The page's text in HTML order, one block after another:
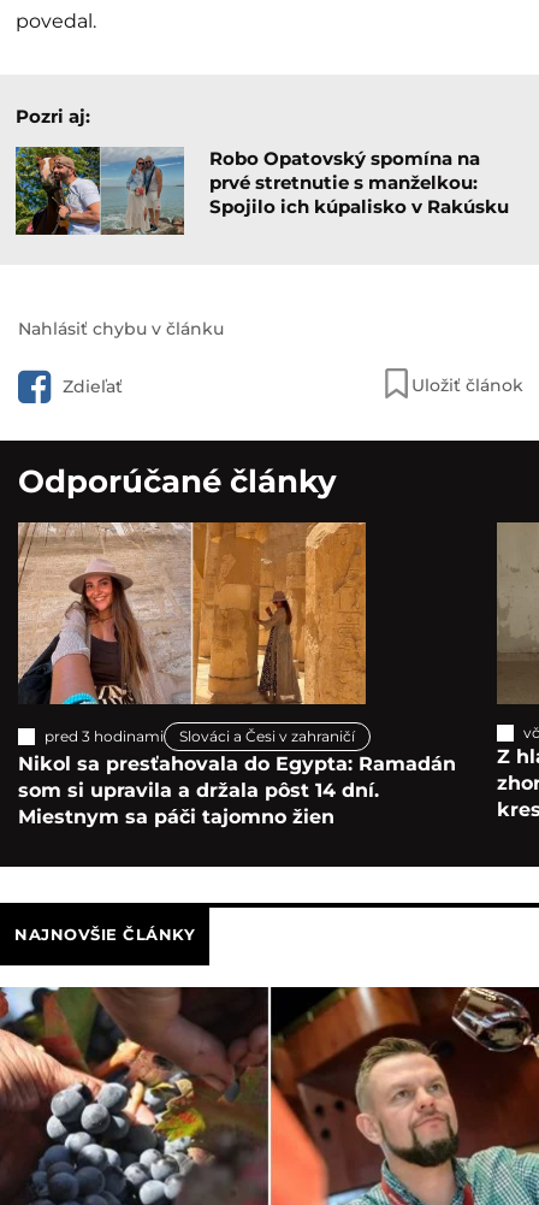
povedal.
Pozri aj:
Robo Opatovský spomína na
prvé stretnutie s manželkou:
Spojilo ich kúpalisko v Rakúsku
Nahlásiť chybu v článku
Zdieľať Uložiť článok
Odporúčané články
pred 3 hodinami Slováci a Česi v zahraničí
Nikol sa presťahovala do Egypta: Ramadán
som si upravila a držala pôst 14 dní.
Miestnym sa páči tajomno žien
Z
NAJNOVŠIE ČLÁNKY